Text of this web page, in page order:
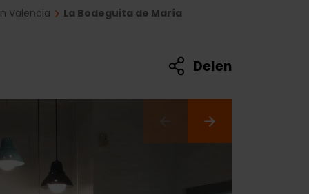
Valencia La Bodeguita de María
Delen